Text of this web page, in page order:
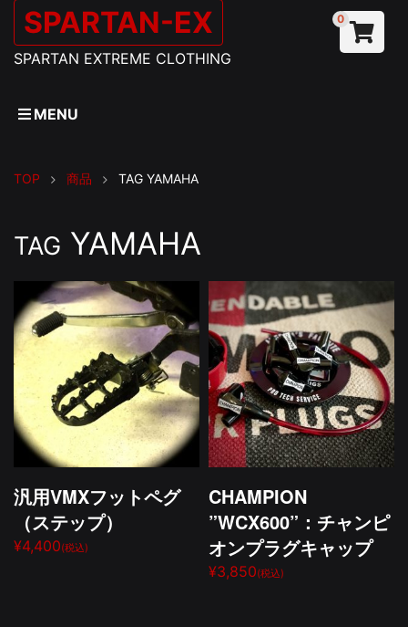
SPARTAN-EX
SPARTAN EXTREME CLOTHING
0
MENU
TOP 商品 TAG YAMAHA
TAG YAMAHA
汎用VMXフットペグ
（ステップ）
¥4,400(税込)
CHAMPION
”WCX600”：チャンピ
オンプラグキャップ
¥3,850(税込)